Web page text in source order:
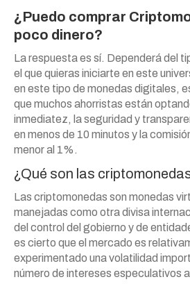
¿Puedo comprar
poco dinero?
La respuesta es sí. Dependerá del
el que quieras iniciarte en este
en este tipo de monedas digitales,
que muchos ahorristas están
inmediatez, la seguridad y
en menos de 10 minutos y la
menor al 1%.
¿Qué son las
Las criptomonedas son monedas
manejadas como otra divisa
del control del gobierno y de
es cierto que el mercado es
experimentado una volatilidad
número de intereses especulativos